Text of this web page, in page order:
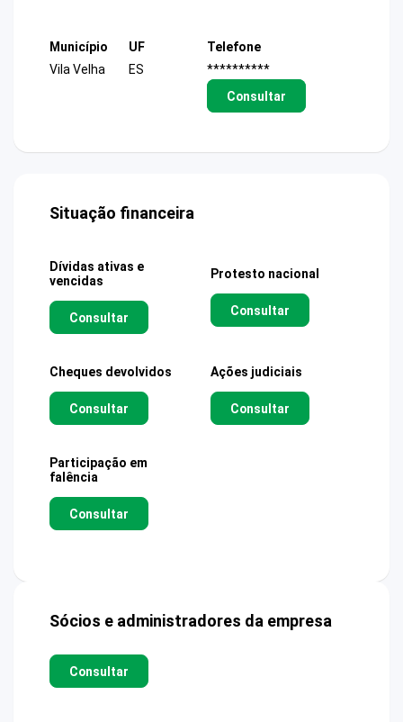
Município
Vila Velha
UF
ES
Telefone
**********
Consultar
Situação financeira
Dívidas ativas e
vencidas
Consultar
Protesto nacional
Consultar
Cheques devolvidos
Consultar
Ações judiciais
Consultar
Participação em
falência
Consultar
Sócios e administradores da empresa
Consultar